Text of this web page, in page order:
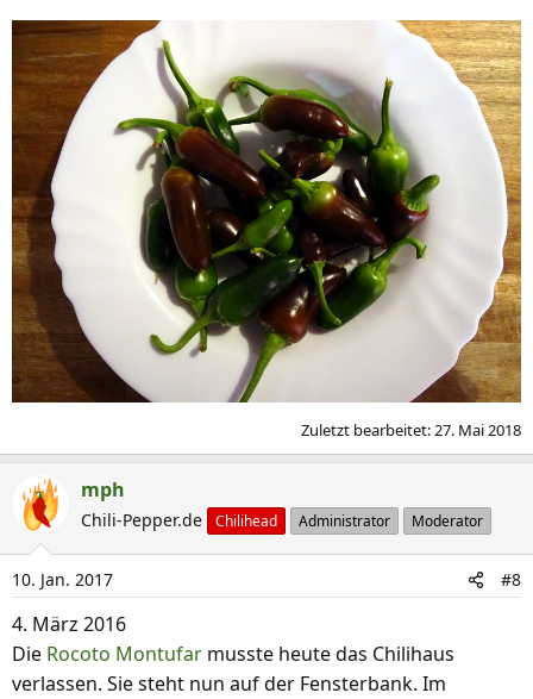
Zuletzt bearbeitet:27. Mai 2018
mph
Chili-Pepper.de Chilihead Administrator Moderator
10. Jan. 2017 #8
4. März 2016
Die Rocoto Montufar musste heute das Chilihaus
verlassen. Sie steht nun auf der Fensterbank. Im